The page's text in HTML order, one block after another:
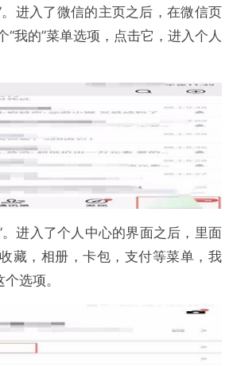
。进入了微信的主页之后，在微信页
“我的”菜单选项，点击它，进入个人
。进入了个人中心的界面之后，里面
藏，相册，卡包，支付等菜单，我
选项。